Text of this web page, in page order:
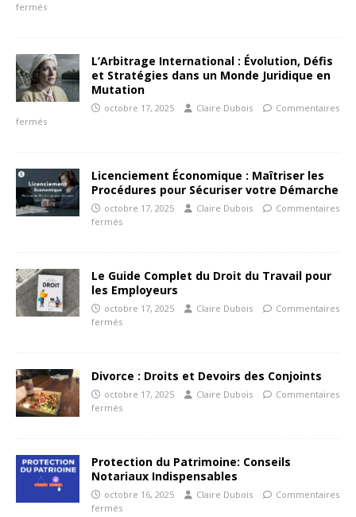
fermés
L’Arbitrage International : Évolution, Défis
et Stratégies dans un Monde Juridique en
Mutation
octobre 17, 2025 Claire Dubois
Commentaires
fermés
Licenciement Économique : Maîtriser les
Procédures pour Sécuriser votre Démarche
octobre 17, 2025 Claire Dubois
Commentaires
fermés
Le Guide Complet du Droit du Travail pour
les Employeurs
octobre 17, 2025 Claire Dubois
Commentaires
fermés
Divorce : Droits et Devoirs des Conjoints
octobre 17, 2025 Claire Dubois
Commentaires
fermés
Protection du Patrimoine: Conseils
Notariaux Indispensables
octobre 16, 2025 Claire Dubois
Commentaires
fermés